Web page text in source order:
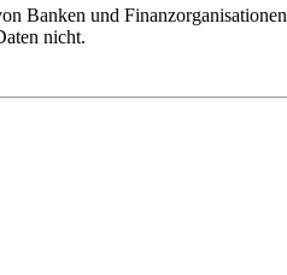
Banken und
nicht.